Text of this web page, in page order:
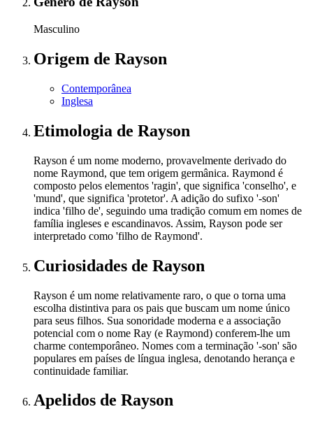
Masculino
Origem de Rayson
Contemporânea
Inglesa
Etimologia de Rayson
Rayson é um nome moderno, provavelmente derivado do
nome Raymond, que tem origem germânica. Raymond é
composto pelos elementos 'ragin', que significa 'conselho', e
'mund', que significa 'protetor'. A adição do sufixo '-son'
indica 'filho de', seguindo uma tradição comum em nomes de
família ingleses e escandinavos. Assim, Rayson pode ser
interpretado como 'filho de Raymond'.
Curiosidades de Rayson
Rayson é um nome relativamente raro, o que o torna uma
escolha distintiva para os pais que buscam um nome único
para seus filhos. Sua sonoridade moderna e a associação
potencial com o nome Ray (e Raymond) conferem-lhe um
charme contemporâneo. Nomes com a terminação '-son' são
populares em países de língua inglesa, denotando herança e
continuidade familiar.
Apelidos de Rayson